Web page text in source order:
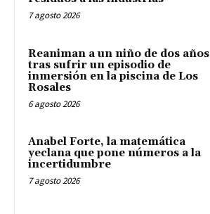
7 agosto 2026
Reaniman a un niño de dos años
tras sufrir un episodio de
inmersión en la piscina de Los
Rosales
6 agosto 2026
Anabel Forte, la matemática
yeclana que pone números a la
incertidumbre
7 agosto 2026